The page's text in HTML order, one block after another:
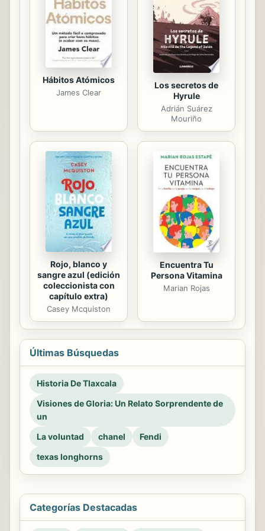
junto con su solución.
Hábitos Atómicos
James Clear
Los secretos de
Hyrule
Adrián Suárez
Mouriño
Rojo, blanco y
sangre azul (edición
coleccionista con
capítulo extra)
Casey Mcquiston
Encuentra Tu
Persona Vitamina
Marian Rojas
Últimas Búsquedas
Historia De Tlaxcala
Visiones de Gloria: Un Relato Sorprendente de
un
La voluntad
chanel
Fendi
texas longhorns
Categorías Destacadas